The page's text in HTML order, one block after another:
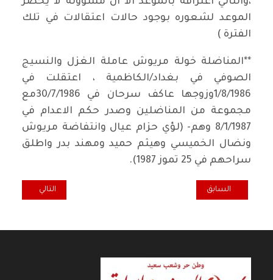
الموعد لشعوره بوجود حالات اعتقالات في تلك
الفترة )
**المناضلة خولة مريوش عاملة الغزل والنسيج
الصوفي في بغداد/الكاظمية ، اعتقلت في
1/8/1986وزوجها عاكف سرحان في 30/7/1986مع
مجموعة من المناضلين وصدر حكم الاعدام في
8/1/1987 وهم- (لؤي حزام عيال وانتفاضة مريوش
ونضال الخميسي وهيثم حميد ومهند بدر واطلق
سراحهم في 25 تموز 1987).
المقال السابق: جمعية المهندسين العراقية تحتفل بذكرى إنشاء بنايتها
السابق المقال التالي:
التالي